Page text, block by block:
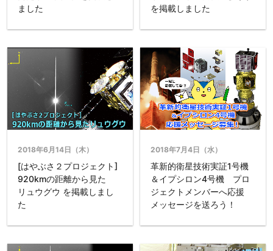
ました
を掲載しました
2018年6月14日（木）
[はやぶさ２プロジェクト]
920kmの距離から見た
リュウグウ を掲載しまし
た
2018年7月4日（水）
革新的衛星技術実証1号機
＆イプシロン4号機 プロ
ジェクトメンバーへ応援
メッセージを送ろう！